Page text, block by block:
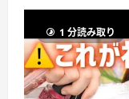
1 分読み取り